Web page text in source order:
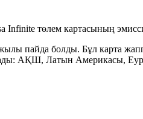
Infinite төлем картасының
пайда болды. Бұл карта
АҚШ, Латын Америкасы,